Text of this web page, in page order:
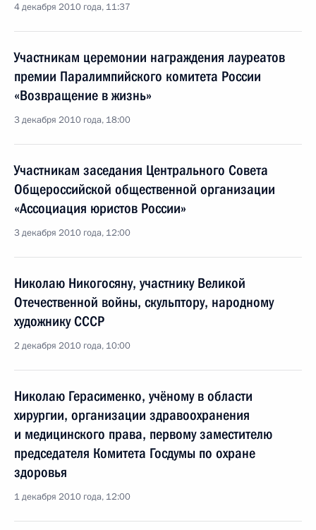
4 декабря 2010 года, 11:37
Участникам церемонии награждения лауреатов
премии Паралимпийского комитета России
«Возвращение в жизнь»
3 декабря 2010 года, 18:00
Участникам заседания Центрального Совета
Общероссийской общественной организации
«Ассоциация юристов России»
3 декабря 2010 года, 12:00
Николаю Никогосяну, участнику Великой
Отечественной войны, скульптору, народному
художнику СССР
2 декабря 2010 года, 10:00
Николаю Герасименко, учёному в области
хирургии, организации здравоохранения
и медицинского права, первому заместителю
председателя Комитета Госдумы по охране
здоровья
1 декабря 2010 года, 12:00